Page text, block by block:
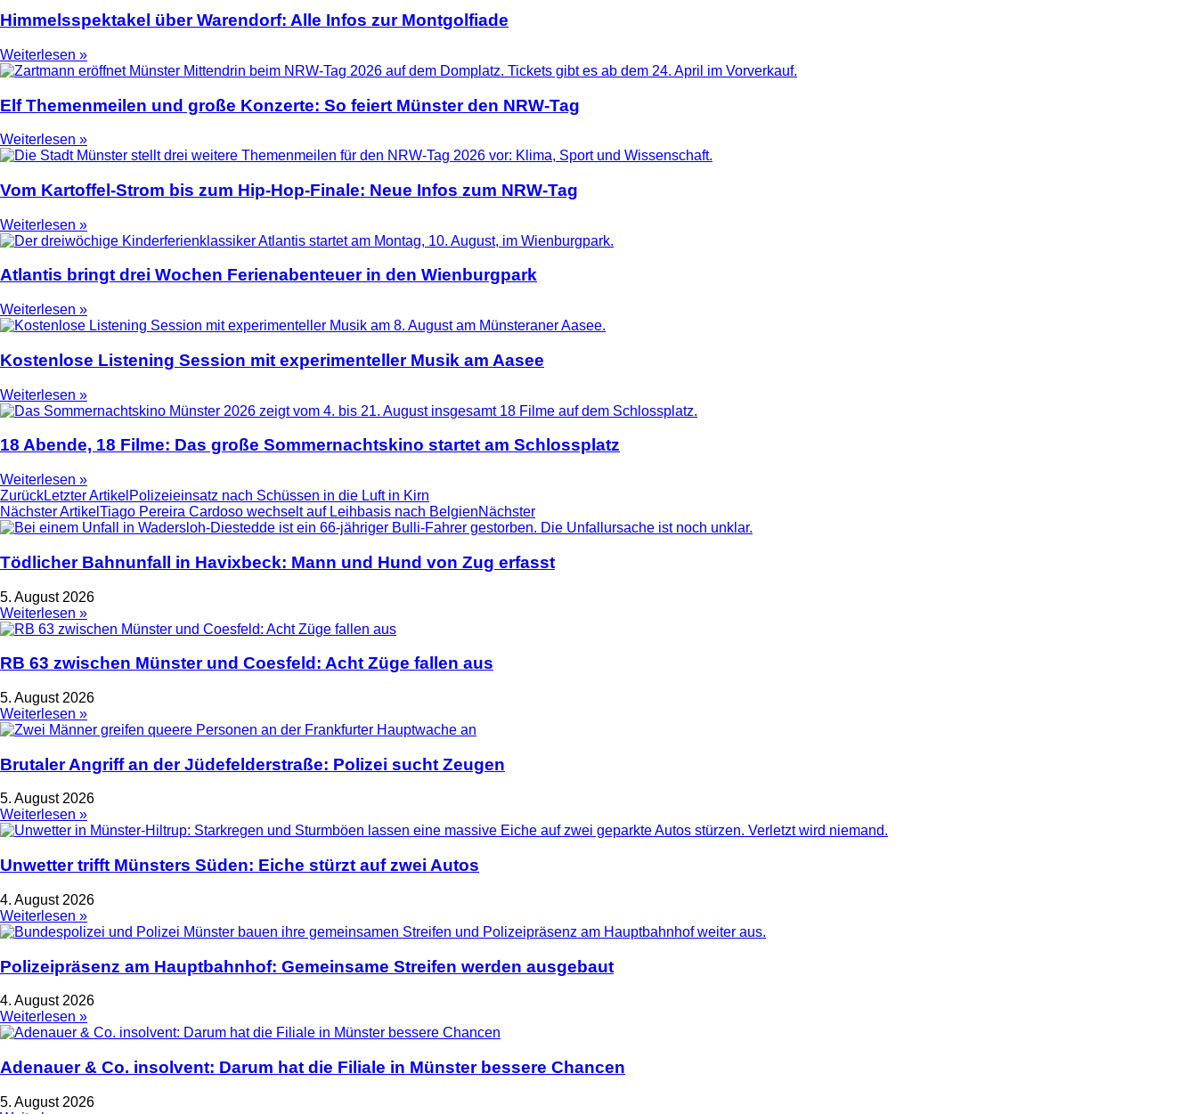
Himmelsspektakel über Warendorf: Alle Infos zur Montgolfiade
Weiterlesen »
Elf Themenmeilen und große Konzerte: So feiert Münster den NRW-Tag
Weiterlesen »
Vom Kartoffel-Strom bis zum Hip-Hop-Finale: Neue Infos zum NRW-Tag
Weiterlesen »
Atlantis bringt drei Wochen Ferienabenteuer in den Wienburgpark
Weiterlesen »
Kostenlose Listening Session mit experimenteller Musik am Aasee
Weiterlesen »
18 Abende, 18 Filme: Das große Sommernachtskino startet am Schlossplatz
Weiterlesen »
ZurückLetzter Artikel Polizeieinsatz nach Schüssen in die Luft in Kirn
Nächster Artikel Tiago Pereira Cardoso wechselt auf Leihbasis nach BelgienNächster
Tödlicher Bahnunfall in Havixbeck: Mann und Hund von Zug erfasst
5. August 2026
Weiterlesen »
RB 63 zwischen Münster und Coesfeld: Acht Züge fallen aus
5. August 2026
Weiterlesen »
Brutaler Angriff an der Jüdefelderstraße: Polizei sucht Zeugen
5. August 2026
Weiterlesen »
Unwetter trifft Münsters Süden: Eiche stürzt auf zwei Autos
4. August 2026
Weiterlesen »
Polizeipräsenz am Hauptbahnhof: Gemeinsame Streifen werden ausgebaut
4. August 2026
Weiterlesen »
Adenauer & Co. insolvent: Darum hat die Filiale in Münster bessere Chancen
5. August 2026